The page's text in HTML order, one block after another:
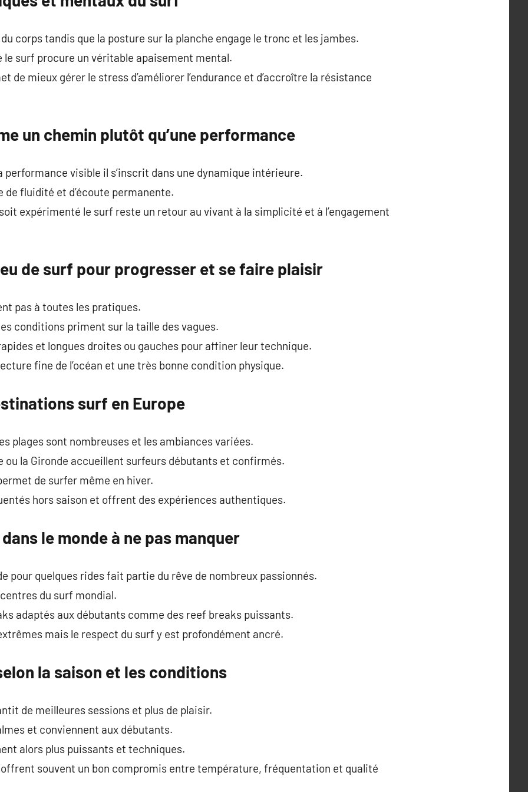
corps tandis que la posture sur la planche engage le tronc et les jambes.
le surf procure un véritable apaisement mental.
de mieux gérer le stress d’améliorer l’endurance et d’accroître la résistance
un chemin plutôt qu’une performance
performance visible il s’inscrit dans une dynamique intérieure.
de fluidité et d’écoute permanente.
soit expérimenté le surf reste un retour au vivant à la simplicité et à l’engagement
de surf pour progresser et se faire plaisir
pas à toutes les pratiques.
conditions priment sur la taille des vagues.
et longues droites ou gauches pour affiner leur technique.
fine de l’océan et une très bonne condition physique.
surf en Europe
plages sont nombreuses et les ambiances variées.
ou la Gironde accueillent surfeurs débutants et confirmés.
de surfer même en hiver.
hors saison et offrent des expériences authentiques.
le monde à ne pas manquer
pour quelques rides fait partie du rêve de nombreux passionnés.
du surf mondial.
adaptés aux débutants comme des reef breaks puissants.
mais le respect du surf y est profondément ancré.
la saison et les conditions
de meilleures sessions et plus de plaisir.
et conviennent aux débutants.
alors plus puissants et techniques.
souvent un bon compromis entre température, fréquentation et qualité